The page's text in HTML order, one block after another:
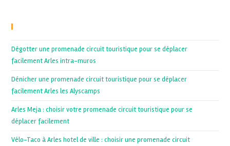
Dégotter une promenade circuit touristique pour se déplacer
facilement Arles intra-muros
Dénicher une promenade circuit touristique pour se déplacer
facilement Arles les Alyscamps
Arles Meja : choisir votre promenade circuit touristique pour se
déplacer facilement
Vélo-Taco à Arles hotel de ville : choisir une promenade circuit